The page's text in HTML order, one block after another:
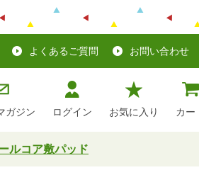
よくあるご質問 お問い合わせ
ガジン ログイン お気に入り カー
ルコア敷パッド